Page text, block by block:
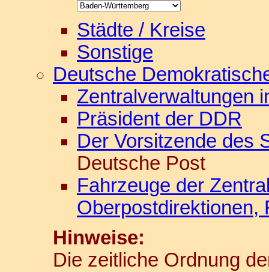
Städte / Kreise
Sonstige
Deutsche
Zentralverwaltungen
Präsident der DDR
Der Vorsitzende des
Deutsche Post
Fahrzeuge der
Oberpostdirektionen,
Hinweise:
Die zeitliche Ordnung